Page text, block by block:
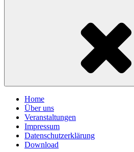
Home
Über uns
Veranstaltungen
Impressum
Datenschutzerklärung
Download